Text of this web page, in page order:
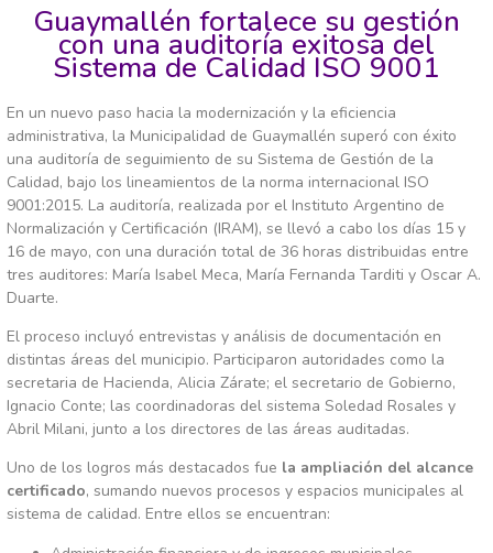
Guaymallén fortalece su gestión
con una auditoría exitosa del
Sistema de Calidad ISO 9001
En un nuevo paso hacia la modernización y la eficiencia
administrativa, la Municipalidad de Guaymallén superó con éxito
una auditoría de seguimiento de su Sistema de Gestión de la
Calidad, bajo los lineamientos de la norma internacional ISO
9001:2015. La auditoría, realizada por el Instituto Argentino de
Normalización y Certificación (IRAM), se llevó a cabo los días 15 y
16 de mayo, con una duración total de 36 horas distribuidas entre
tres auditores: María Isabel Meca, María Fernanda Tarditi y Oscar A.
Duarte.
El proceso incluyó entrevistas y análisis de documentación en
distintas áreas del municipio. Participaron autoridades como la
secretaria de Hacienda, Alicia Zárate; el secretario de Gobierno,
Ignacio Conte; las coordinadoras del sistema Soledad Rosales y
Abril Milani, junto a los directores de las áreas auditadas.
Uno de los logros más destacados fue la ampliación del alcance
certificado, sumando nuevos procesos y espacios municipales al
sistema de calidad. Entre ellos se encuentran: